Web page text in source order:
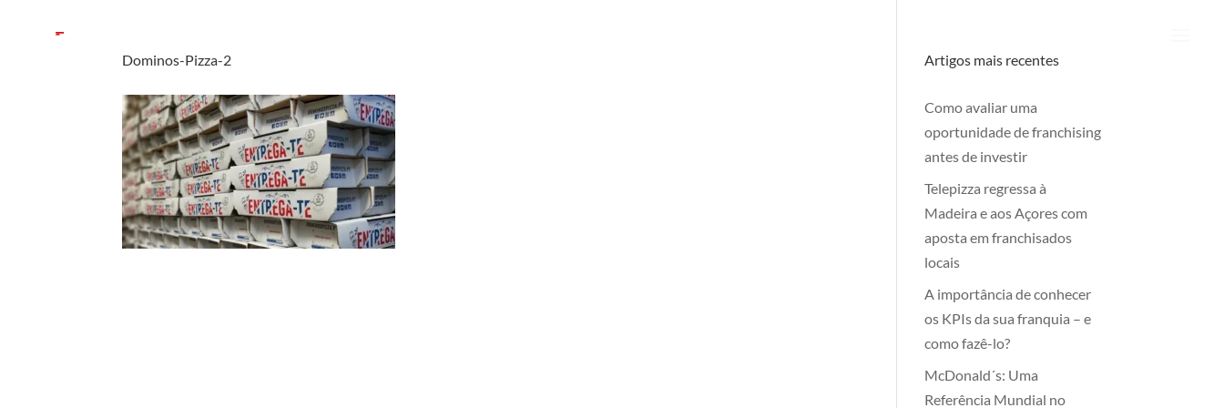
Dominos-Pizza-2 Artigos mais recentes
Como avaliar uma
oportunidade de franchising
antes de investir
Telepizza regressa à
Madeira e aos Açores com
aposta em franchisados
locais
A importância de conhecer
os KPIs da sua franquia – e
como fazê-lo?
McDonald´s: Uma
Referência Mundial no